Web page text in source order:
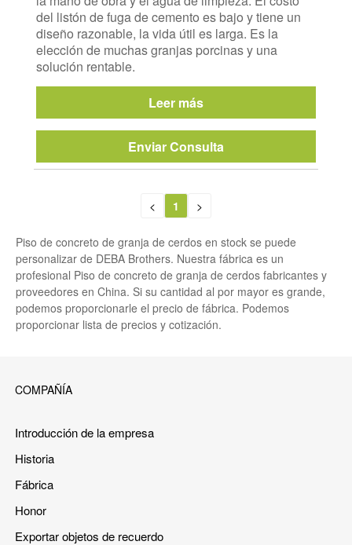
del listón de fuga de cemento es bajo y tiene un
diseño razonable, la vida útil es larga. Es la
elección de muchas granjas porcinas y una
solución rentable.
Leer más
Enviar Consulta
< 1 >
Piso de concreto de granja de cerdos en stock se puede
personalizar de DEBA Brothers. Nuestra fábrica es un
profesional Piso de concreto de granja de cerdos fabricantes y
proveedores en China. Si su cantidad al por mayor es grande,
podemos proporcionarle el precio de fábrica. Podemos
proporcionar lista de precios y cotización.
COMPAÑÍA
Introducción de la empresa
Historia
Fábrica
Honor
Exportar objetos de recuerdo